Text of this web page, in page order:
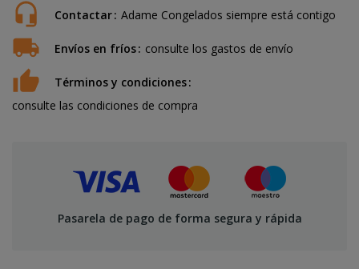
Contactar Adame Congelados siempre está contigo
Envíos en fríos consulte los gastos de envío
Términos y condiciones
consulte las condiciones de compra
Pasarela de pago de forma segura y rápida